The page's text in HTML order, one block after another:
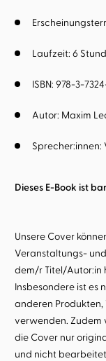
Laufzeit: 6
ISBN: 978-3-
Autor: Maxim
Sprecher:innen:
Dieses E-Book ist
Unsere Cover
Veranstaltungs-
dem/r Titel/Autor:in
Insbesondere ist es
anderen Produkten,
verwenden. Zudem
die Cover nur
und nicht